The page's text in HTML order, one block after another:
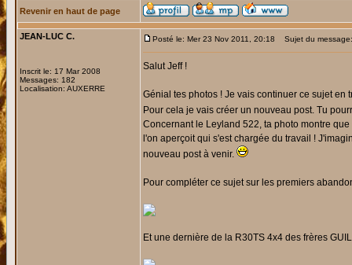
Revenir en haut de page
JEAN-LUC C.
Inscrit le: 17 Mar 2008
Messages: 182
Localisation: AUXERRE
Posté le: Mer 23 Nov 2011, 20:18 Sujet du message:
Salut Jeff !
Génial tes photos ! Je vais continuer ce sujet
Pour cela je vais créer un nouveau post. Tu
Concernant le Leyland 522, ta photo montre
l'on aperçoit qui s'est chargée du travail !
nouveau post à venir.
Pour compléter ce sujet sur les premiers
Et une dernière de la R30TS 4x4 des frères